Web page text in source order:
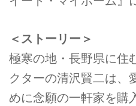
＜ストーリー＞
極寒の地・長野県に住
クターの清沢賢二は、
めに念願の一軒家を購